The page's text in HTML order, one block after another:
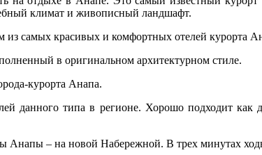
климат и живописный ландшафт.
самых красивых и комфортных отелей курорта
в оригинальном архитектурном стиле.
курорта Анапа.
данного типа в регионе. Хорошо подходит как
– на новой Набережной. В трех минутах